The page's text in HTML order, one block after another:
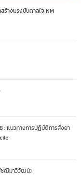
ร้างแรงบันดาลใจ KM
: แนวทางการปฏิบัติการสั่งยา
ชฌิมาวิวัฒน์)